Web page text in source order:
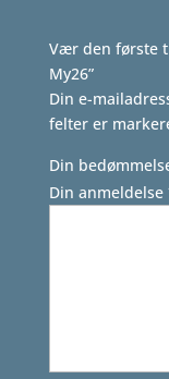
Vær den første
My26”
Din e-
felter er
Din
Din anmeldelse